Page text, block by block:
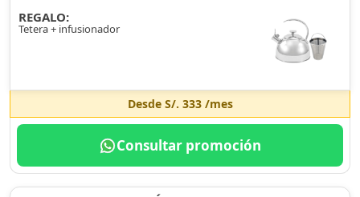
REGALO:
Tetera + infusionador
Desde S/. 333/mes
Consultar promoción